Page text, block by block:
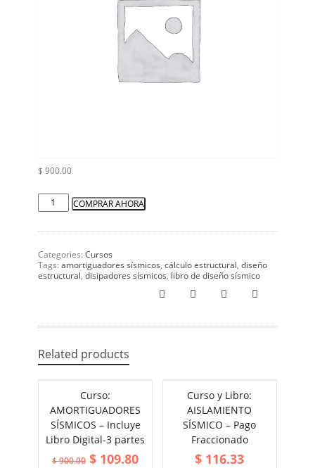
$ 900.00
COMPRAR AHORA
Categories:Cursos
Tags:amortiguadores sísmicos, cálculo estructural, diseño
estructural, disipadores sísmicos, libro de diseño sísmico
Related products
Curso:
AMORTIGUADORES
SÍSMICOS – Incluye
Libro Digital-3 partes
$900.00 $ 109.80
Curso y Libro:
AISLAMIENTO
SÍSMICO – Pago
Fraccionado
$ 116.33